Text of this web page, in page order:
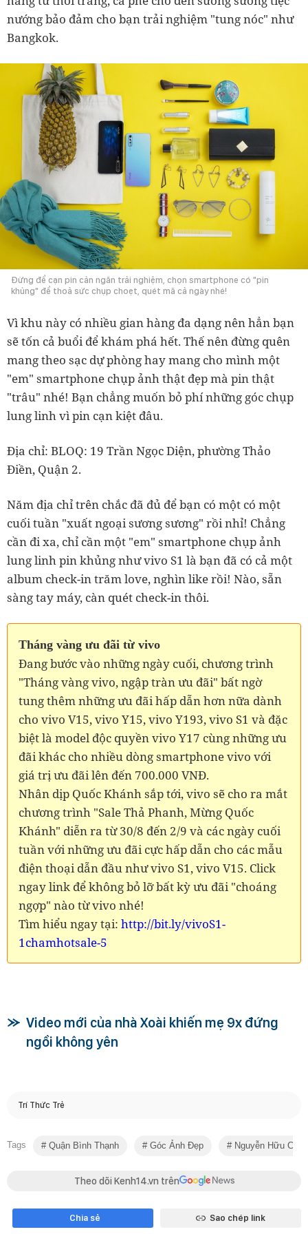
nướng bảo đảm cho bạn trải nghiệm "tung nóc" như
Bangkok.
Đừng để cạn pin cản ngăn trải nghiệm, chọn smartphone có "pin
khủng" để thoả sức chụp choẹt, quét mã cả ngày nhé!
Vì khu này có nhiều gian hàng đa dạng nên hẳn bạn
sẽ tốn cả buổi để khám phá hết. Thế nên đừng quên
mang theo sạc dự phòng hay mang cho mình một
"em" smartphone chụp ảnh thật đẹp mà pin thật
"trâu" nhé! Bạn chẳng muốn bỏ phí những góc chụp
lung linh vì pin cạn kiệt đâu.
Địa chỉ: BLOQ: 19 Trần Ngọc Diện, phường Thảo
Điền, Quận 2.
Năm địa chỉ trên chắc đã đủ để bạn có một có một
cuối tuần "xuất ngoại sương sương" rồi nhỉ! Chẳng
cần đi xa, chỉ cần một "em" smartphone chụp ảnh
lung linh pin khủng như vivo S1 là bạn đã có cả một
album check-in trăm love, nghìn like rồi! Nào, sẵn
sàng tay máy, càn quét check-in thôi.
Tháng vàng ưu đãi từ vivo
Đang bước vào những ngày cuối, chương trình
"Tháng vàng vivo, ngập tràn ưu đãi" bất ngờ
tung thêm những ưu đãi hấp dẫn hơn nữa dành
cho vivo V15, vivo Y15, vivo Y193, vivo S1 và đặc
biệt là model độc quyền vivo Y17 cùng những ưu
đãi khác cho nhiều dòng smartphone vivo với
giá trị ưu đãi lên đến 700.000 VNĐ.
Nhân dịp Quốc Khánh sắp tới, vivo sẽ cho ra mắt
chương trình "Sale Thả Phanh, Mừng Quốc
Khánh" diễn ra từ 30/8 đến 2/9 và các ngày cuối
tuần với những ưu đãi cực hấp dẫn cho các mẫu
điện thoại dẫn đầu như vivo S1, vivo V15. Click
ngay link để không bỏ lỡ bất kỳ ưu đãi "choáng
ngợp" nào từ vivo nhé!
Tìm hiểu ngay tại: http://bit.ly/vivoS1-
1chamhotsale-5
Video mới của nhà Xoài khiến mẹ 9x đứng
ngồi không yên
Trí Thức Trẻ
Tags Quận Bình Thạnh Góc Ảnh Đẹp Nguyễn Hữu Cảnh
Theo dõi Kenh14.vn trên
Chia sẻ Sao chép link